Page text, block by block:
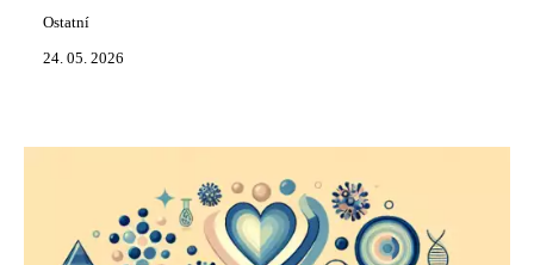
Ostatní
24. 05. 2026